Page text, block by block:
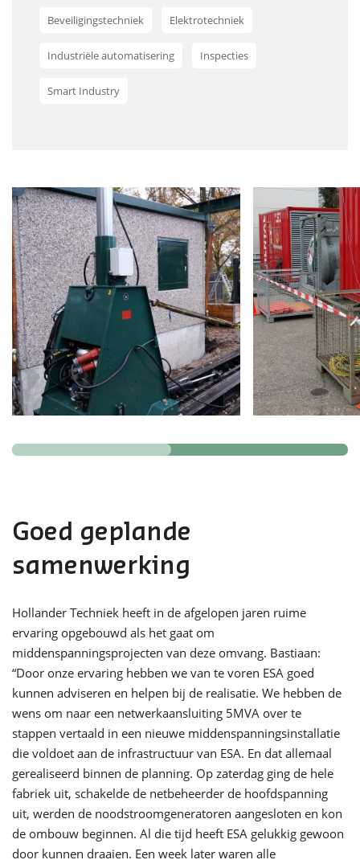
Beveiligingstechniek Elektrotechniek
Industriële automatisering Inspecties
Smart Industry
Goed geplande
samenwerking
Hollander Techniek heeft in de afgelopen jaren ruime
ervaring opgebouwd als het gaat om
middenspanningsprojecten van deze omvang. Bastiaan:
“Door onze ervaring hebben we van te voren ESA goed
kunnen adviseren en helpen bij de realisatie. We hebben de
wens om naar een netwerkaansluiting 5MVA over te
stappen vertaald in een nieuwe middenspanningsinstallatie
die voldoet aan de infrastructuur van ESA. En dat allemaal
gerealiseerd binnen de planning. Op zaterdag ging de hele
fabriek uit, schakelde de netbeheerder de hoofdspanning
uit, werden de noodstroomgeneratoren aangesloten en kon
de ombouw beginnen. Al die tijd heeft ESA gelukkig gewoon
door kunnen draaien. Een week later waren alle